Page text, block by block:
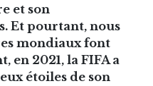
et son
Et pourtant, nous
mondiaux font
en 2021, la FIFA a
étoiles de son